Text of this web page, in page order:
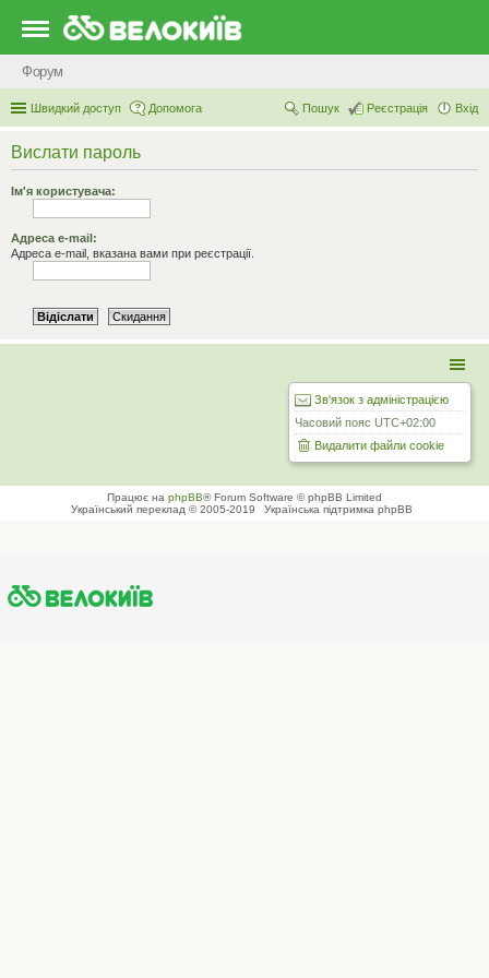
Форум
Швидкий доступ Допомога Вхід
Реєстрація
Пошук
Вислати пароль
Ім'я користувача:
Адреса e-mail:
Адреса e-mail, вказана вами при реєстрації.
Зв'язок з адміністрацією
Часовий пояс UTC+02:00
Видалити файли cookie
Працює на phpBB® Forum Software © phpBB Limited
Український переклад © 2005-2019
Українська підтримка phpBB